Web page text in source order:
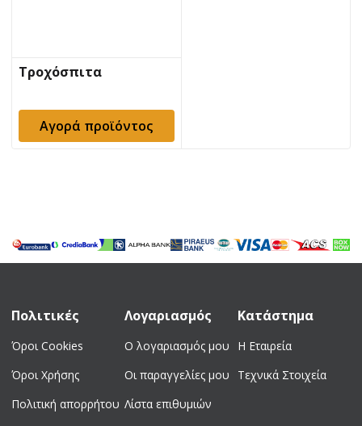
Τροχόσπιτα
Αγορά προϊόντος
Πολιτικές
Όροι Cookies
Όροι Χρήσης
Πολιτική απορρήτου
Λογαριασμός
Ο λογαριασμός μου
Οι παραγγελίες μου
Λίστα επιθυμιών
Κατάστημα
Η Εταιρεία
Τεχνικά Στοιχεία